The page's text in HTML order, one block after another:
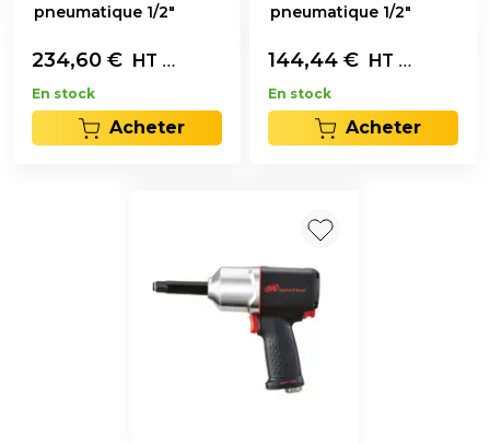
pneumatique 1/2"
234,60 € HT L'unité
En stock
Acheter
pneumatique 1/2"
144,44 € HT L'unité
En stock
Acheter